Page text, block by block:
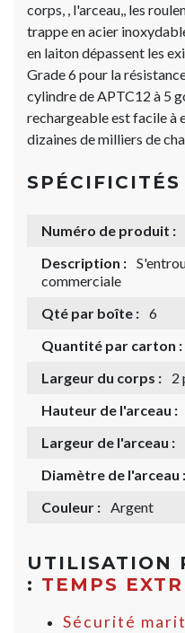
corps, , l'arceau,, les
trappe en acier
en laiton dépassent les
Grade 6 pour la
cylindre de APTC12 à 5
rechargeable est facile à
dizaines de milliers de
SPÉCIFICITÉS
Numéro de produit :
Description :
commerciale
Qté par boîte : 6
Quantité par carton :
Largeur du corps :
2
Hauteur de l'arceau :
Largeur de l'arceau :
Diamètre de l'arceau :
Couleur : Argent
UTILISATION
: TEMPS
Sécurité